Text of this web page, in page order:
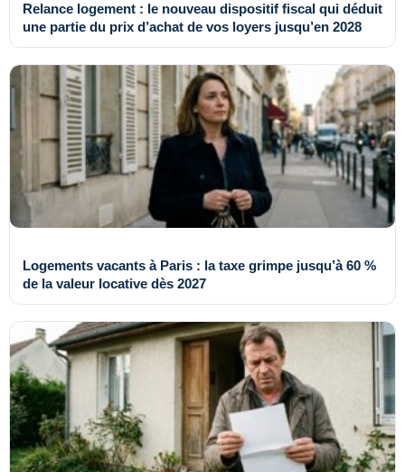
Relance logement : le nouveau dispositif fiscal qui déduit
une partie du prix d’achat de vos loyers jusqu’en 2028
Logements vacants à Paris : la taxe grimpe jusqu’à 60 %
de la valeur locative dès 2027